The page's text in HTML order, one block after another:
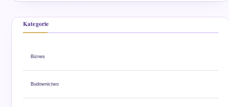
Kategorie
Biznes
Budownictwo